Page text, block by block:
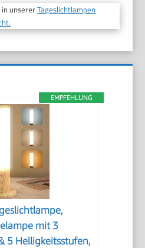
in unsererTageslichtlampen
EMPFEHLUNG
mit 3
5 Helligkeitsstufen,